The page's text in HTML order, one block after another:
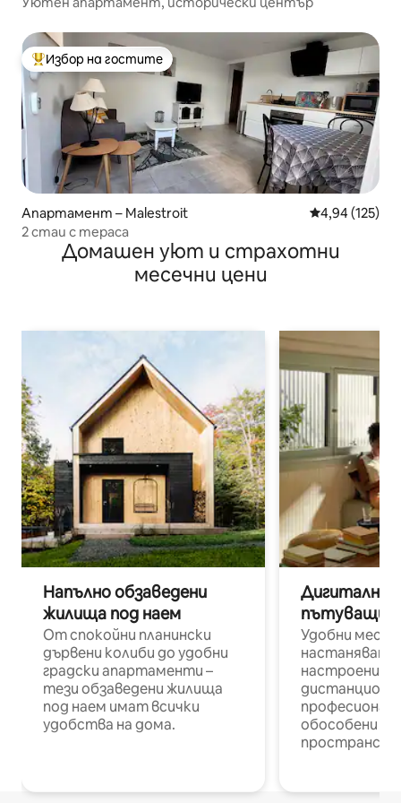
Най-популярен избор на гостите
Избор на гостите
Апартамент – Malestroit Средна
4,94 (125)
2 стаи с тераса
Домашен уют и страхотни
месечни цени
Напълно обзаведени
жилища под наем
От спокойни планински
дървени колиби до удобни
градски апартаменти –
тези обзаведени жилища
под наем имат всички
удобства на дома.
Дигитални
пътуващи
Удобни
настаняване
настроени и
обособени